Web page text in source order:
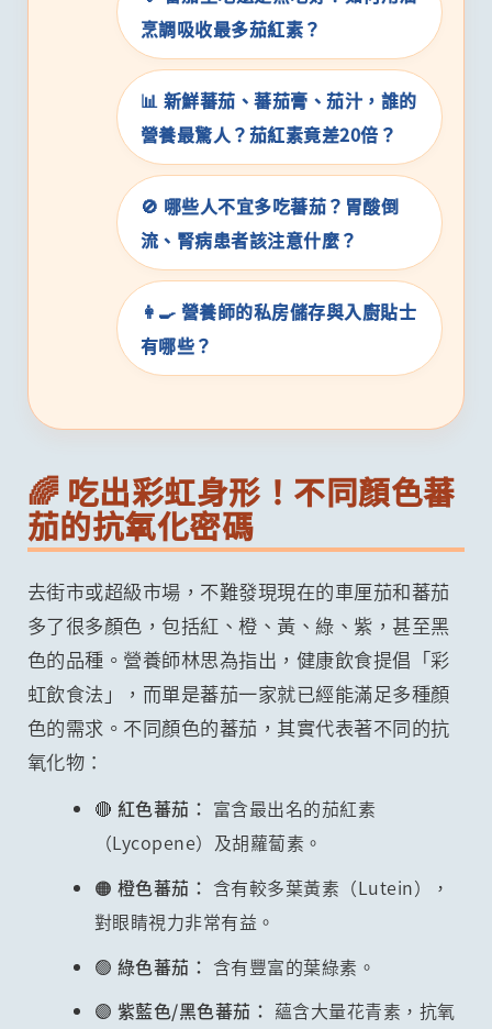
烹調吸收最多茄紅素？
📊 新鮮蕃茄、蕃茄膏、茄汁，誰的
營養最驚人？茄紅素竟差20倍？
🚫 哪些人不宜多吃蕃茄？胃酸倒
流、腎病患者該注意什麼？
👩‍🍳 營養師的私房儲存與入廚貼士
有哪些？
🌈 吃出彩虹身形！不同顏色蕃
茄的抗氧化密碼
去街市或超級市場，不難發現現在的車厘茄和蕃茄
多了很多顏色，包括紅、橙、黃、綠、紫，甚至黑
色的品種。營養師林思為指出，健康飲食提倡「彩
虹飲食法」，而單是蕃茄一家就已經能滿足多種顏
色的需求。不同顏色的蕃茄，其實代表著不同的抗
氧化物：
🔴 紅色蕃茄： 富含最出名的茄紅素
（Lycopene）及胡蘿蔔素。
🟠 橙色蕃茄： 含有較多葉黃素（Lutein），
對眼睛視力非常有益。
🟢 綠色蕃茄： 含有豐富的葉綠素。
🟣 紫藍色/黑色蕃茄： 蘊含大量花青素，抗氧